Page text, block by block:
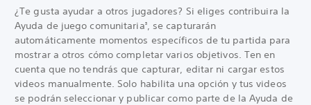
¿Te gusta ayudar a otros jugadores? Si eliges contribuira la
Ayuda de juego comunitaria 3, se capturarán
automáticamente momentos específicos de tu partida para
mostrar a otros cómo completar varios objetivos. Ten en
cuenta que no tendrás que capturar, editar ni cargar estos
videos manualmente. Solo habilita una opción y tus videos
se podrán seleccionar y publicar como parte de la Ayuda de